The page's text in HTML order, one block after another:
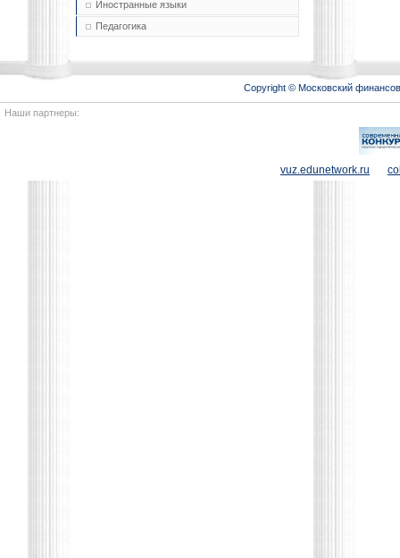
Иностранные языки
Педагогика
Copyright © Московский
Наши партнеры:
vuz.edunetwork.ru